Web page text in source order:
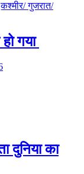
गुजरात/
गया
दुनिया का